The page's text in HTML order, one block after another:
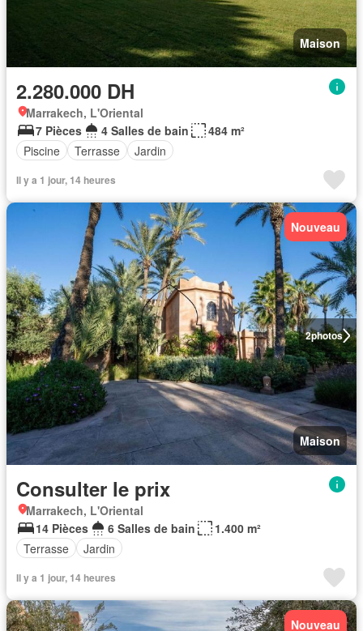
Maison
2.280.000 DH
Marrakech, L'Oriental
7 Pièces
4 Salles de bain
484 m²
Piscine
Terrasse Jardin
Il y a 1 jour, 14 heures
2photos
Nouveau
Maison
Consulter le prix
Marrakech, L'Oriental
14 Pièces
6 Salles de bain
1.400 m²
Terrasse
Jardin
Il y a 1 jour, 14 heures
Nouveau